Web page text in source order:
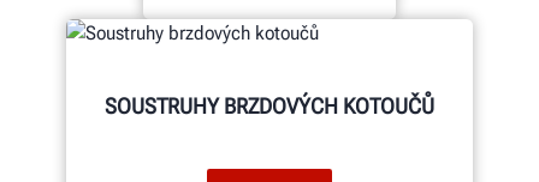
SOUSTRUHY BRZDOVÝCH KOTOUČŮ